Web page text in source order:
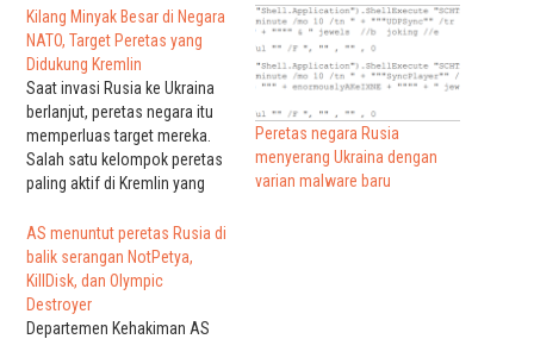
Kilang Minyak Besar di Negara
NATO, Target Peretas yang
Didukung Kremlin
Saat invasi Rusia ke Ukraina
berlanjut, peretas negara itu
memperluas target mereka.
Salah satu kelompok peretas
paling aktif di Kremlin yang
baru ini mencoba meretas
perusahaan penyulingan
minyak besar yang berlokasi
di negara NATO. Meskipun
gagal, serangan pada 30
Peretas negara Rusia
menyerang Ukraina dengan
varian malware baru
AS menuntut peretas Rusia di
balik serangan NotPetya,
KillDisk, dan Olympic
Destroyer
Departemen Kehakiman AS